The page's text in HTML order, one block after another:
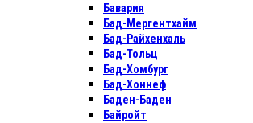
Бавария
Бад-Мергентхайм
Бад-Райхенхаль
Бад-Тольц
Бад-Хомбург
Бад-Хоннеф
Баден-Баден
Байройт